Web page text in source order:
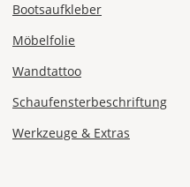
Dir
Checkout
angezeigt.
Bootsaufkleber
Möbelfolie
Wandtattoo
Schaufensterbeschriftung
Werkzeuge & Extras